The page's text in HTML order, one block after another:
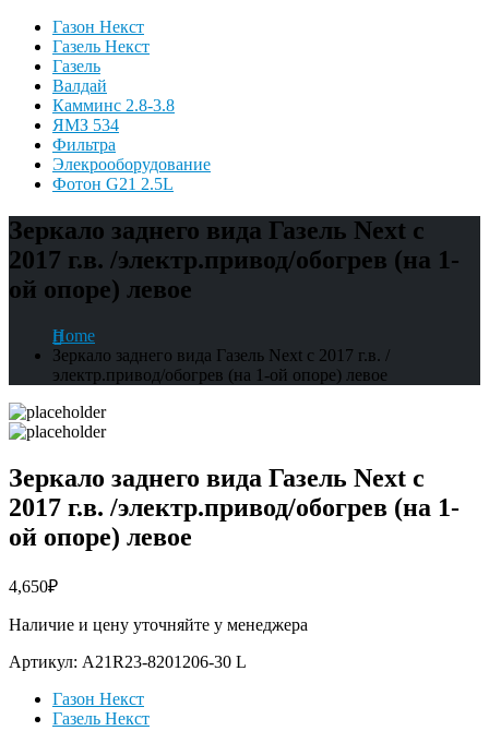
Газон Некст
Газель Некст
Газель
Валдай
Камминс 2.8-3.8
ЯМЗ 534
Фильтра
Элекрооборудование
Фотон G21 2.5L
Зеркало заднего вида Газель Next с
2017 г.в. /электр.привод/обогрев (на 1-
ой опоре) левое
Home
Зеркало заднего вида Газель Next с 2017 г.в. /
электр.привод/обогрев (на 1-ой опоре) левое
Зеркало заднего вида Газель Next с
2017 г.в. /электр.привод/обогрев (на 1-
ой опоре) левое
4,650₽
Наличие и цену уточняйте у менеджера
Артикул: А21R23-8201206-30 L
Газон Некст
Газель Некст